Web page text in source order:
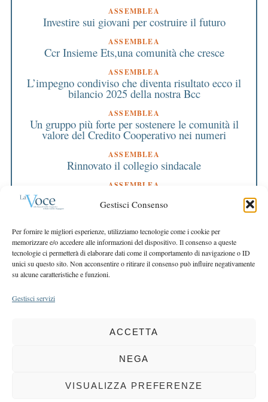
Gestisci Consenso
Per fornire le migliori esperienze, utilizziamo tecnologie come i cookie per
memorizzare e/o accedere alle informazioni del dispositivo. Il consenso a queste
tecnologie ci permetterà di elaborare dati come il comportamento di navigazione o ID
unici su questo sito. Non acconsentire o ritirare il consenso può influire negativamente
su alcune caratteristiche e funzioni.
Gestisci servizi
ACCETTA
NEGA
VISUALIZZA PREFERENZE
ASSEMBLEA
Investire sui giovani per costruire il futuro
ASSEMBLEA
Ccr Insieme Ets,una comunità che cresce
ASSEMBLEA
L’impegno condiviso che diventa risultato ecco il
bilancio 2025 della nostra Bcc
ASSEMBLEA
Un gruppo più forte per sostenere le comunità il
valore del Credito Cooperativo nei numeri
ASSEMBLEA
Rinnovato il collegio sindacale
ASSEMBLEA
Bilancio approvato all’unanimità e 2 milioni
destinati al territorio
EDITORIALE DIRETTORE
Crescere restando riconoscibili
EDITORIALE PRESIDENTE
Costruire futuro insieme
COPYRIGHT 2025 LA VOCE |PRIVACY
BCC DI BUSTO GAROLFO E BUGUGGIATE